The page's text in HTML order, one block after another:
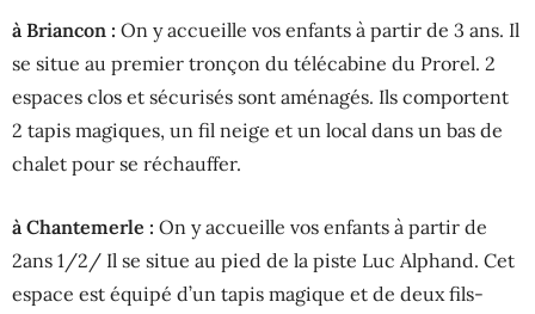
à Briancon : On y accueille vos enfants à partir de 3 ans. Il
se situe au premier tronçon du télécabine du Prorel. 2
espaces clos et sécurisés sont aménagés. Ils comportent
2 tapis magiques, un fil neige et un local dans un bas de
chalet pour se réchauffer.
à Chantemerle : On y accueille vos enfants à partir de
2ans 1/2/ Il se situe au pied de la piste Luc Alphand. Cet
espace est équipé d’un tapis magique et de deux fils-